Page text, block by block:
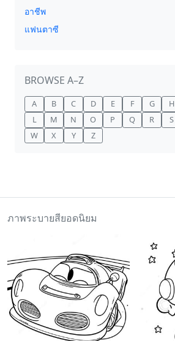
อาชีพ
แฟนตาซี
BROWSE A–Z
A B C D E F G H
L
M N O P Q R S
W
X Y Z
ภาพระบายสียอดนิยม